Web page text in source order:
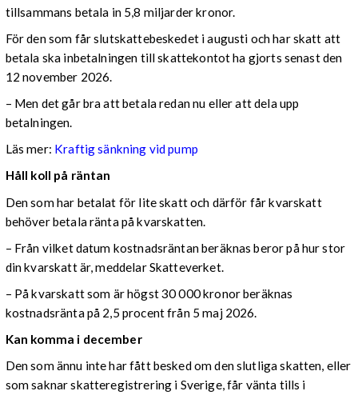
tillsammans betala in 5,8 miljarder kronor.
För den som får slutskattebeskedet i augusti och har skatt att
betala ska inbetalningen till skattekontot ha gjorts senast den
12 november 2026.
– Men det går bra att betala redan nu eller att dela upp
betalningen.
Läs mer: Kraftig sänkning vid pump
Håll koll på räntan
Den som har betalat för lite skatt och därför får kvarskatt
behöver betala ränta på kvarskatten.
– Från vilket datum kostnadsräntan beräknas beror på hur stor
din kvarskatt är, meddelar Skatteverket.
– På kvarskatt som är högst 30 000 kronor beräknas
kostnadsränta på 2,5 procent från 5 maj 2026.
Kan komma i december
Den som ännu inte har fått besked om den slutliga skatten, eller
som saknar skatteregistrering i Sverige, får vänta tills i